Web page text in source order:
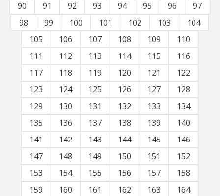
90
91 92 93 94 95 96
97
98
99 100 101 102 103
104
105
106 107 108 109
110
111
112 113 114 115
116
117
118 119 120 121
122
123
124 125 126 127
128
129
130 131 132 133
134
135
136 137 138 139
140
141
142 143 144 145
146
147
148 149 150 151
152
153
154 155 156 157
158
159
160 161 162 163
164